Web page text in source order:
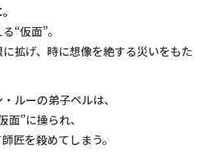
“仮面”。
拡げ、時に想像を絶する災いをもた
ルーの弟子ペルは、
面”に操られ、
匠を殺めてしまう。